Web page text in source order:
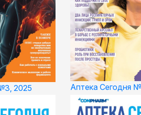
2025 Аптека Сегодня